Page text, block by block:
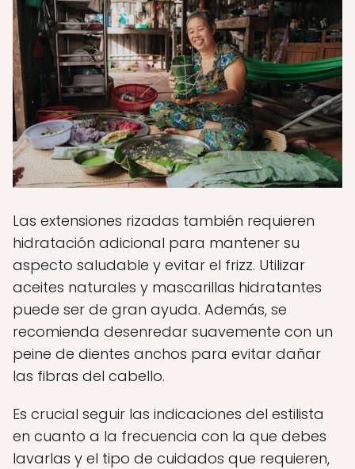
Las extensiones rizadas también requieren
hidratación adicional para mantener su
aspecto saludable y evitar el frizz. Utilizar
aceites naturales y mascarillas hidratantes
puede ser de gran ayuda. Además, se
recomienda desenredar suavemente con un
peine de dientes anchos para evitar dañar
las fibras del cabello.
Es crucial seguir las indicaciones del estilista
en cuanto a la frecuencia con la que debes
lavarlas y el tipo de cuidados que requieren,